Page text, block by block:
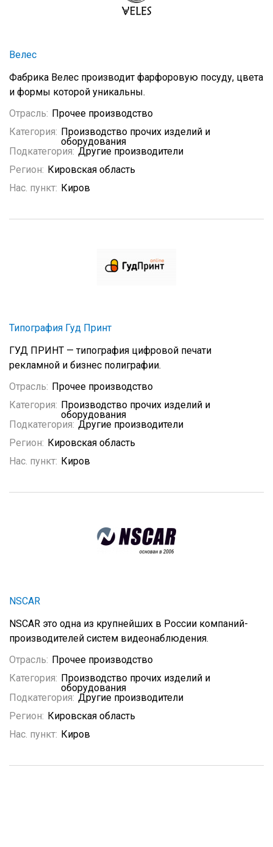
Велес
Фабрика Велес производит фарфоровую посуду, цвета
и формы которой уникальны.
Отрасль: Прочее производство
Категория: Производство прочих изделий и
оборудования
Подкатегория: Другие производители
Регион: Кировская область
Нас. пункт: Киров
Типография Гуд Принт
ГУД ПРИНТ — типография цифровой печати
рекламной и бизнес полиграфии.
Отрасль: Прочее производство
Категория: Производство прочих изделий и
оборудования
Подкатегория: Другие производители
Регион: Кировская область
Нас. пункт: Киров
NSCAR
NSCAR это одна из крупнейших в России компаний-
производителей систем видеонаблюдения.
Отрасль: Прочее производство
Категория: Производство прочих изделий и
оборудования
Подкатегория: Другие производители
Регион: Кировская область
Нас. пункт: Киров